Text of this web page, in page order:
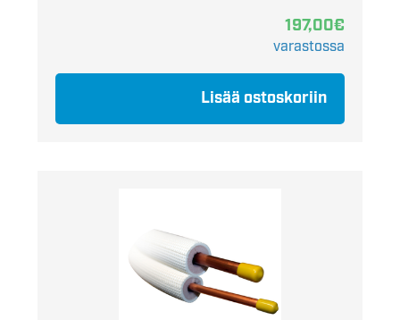
197,00€
varastossa
Lisää ostoskoriin